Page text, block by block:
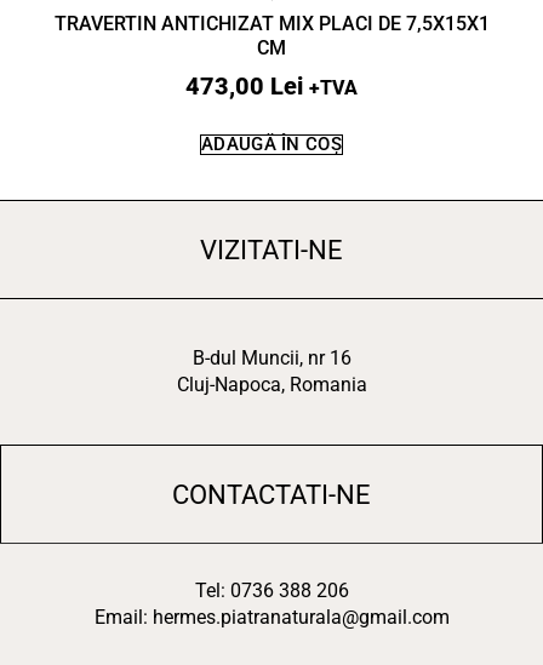
TRAVERTIN ANTICHIZAT MIX PLACI DE 7,5X15X1
CM
473,00 Lei +TVA
ADAUGĂ ÎN COȘ
VIZITATI-NE
B-dul Muncii, nr 16
Cluj-Napoca, Romania
CONTACTATI-NE
Tel: 0736 388 206
Email: hermes.piatranaturala@gmail.com